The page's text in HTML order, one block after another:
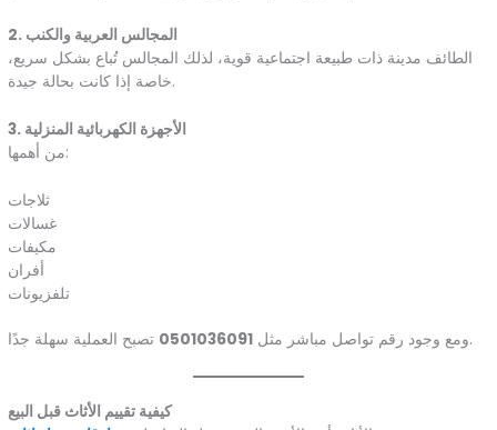
2. المجالس العربية والكنب
الطائف مدينة ذات طبيعة اجتماعية قوية، لذلك المجالس تُباع بشكل سريع،
خاصة إذا كانت بحالة جيدة.
3. الأجهزة الكهربائية المنزلية
من أهمها:
ثلاجات
غسالات
مكيفات
أفران
تلفزيونات
ومع وجود رقم تواصل مباشر مثل 0501036091 تصبح العملية سهلة جدًا.
كيفية تقييم الأثاث قبل البيع